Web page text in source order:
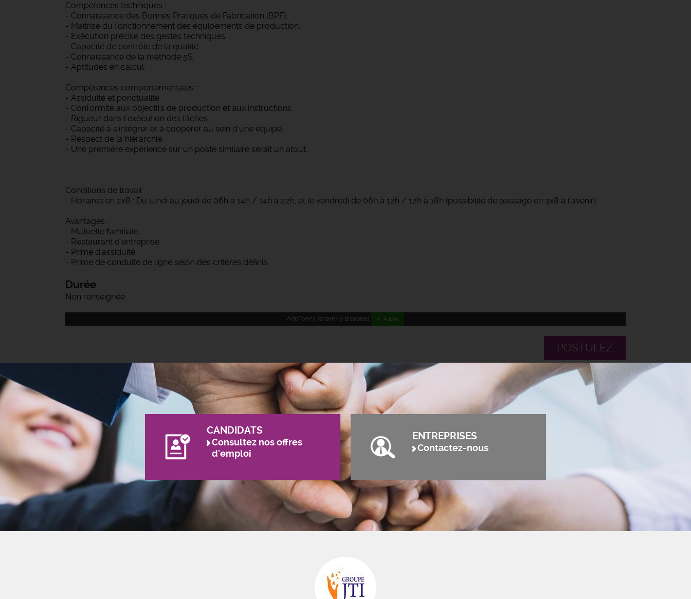
Compétences techniques :
- Connaissance des Bonnes Pratiques de Fabrication (BPF).
- Maîtrise du fonctionnement des équipements de production.
- Exécution précise des gestes techniques.
- Capacité de contrôle de la qualité.
- Connaissance de la méthode 5S.
- Aptitudes en calcul.
Compétences comportementales :
- Assiduité et ponctualité.
- Conformité aux objectifs de production et aux instructions.
- Rigueur dans l'exécution des tâches.
- Capacité à s'intégrer et à coopérer au sein d'une équipe.
- Respect de la hiérarchie.
- Une première expérience sur un poste similaire serait un atout.
Conditions de travail :
- Horaires en 2x8 : Du lundi au jeudi de 06h à 14h / 14h à 22h, et le vendredi de 06h à 12h / 12h à 18h (possibilité de passage en 3x8 à l'avenir).
Avantages :
- Mutuelle familiale.
- Restaurant d'entreprise.
- Prime d'assiduité.
- Prime de conduite de ligne selon des critères définis.
Durée
Non renseignée
AddToAny (share) is disabled. ✓ Allow
POSTULEZ
CANDIDATS
Consultez nos offres
d'emploi
ENTREPRISES
Contactez-nous